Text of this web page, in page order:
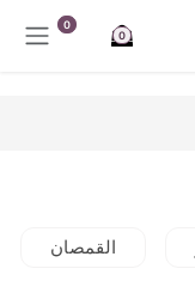
0
0
القمصان